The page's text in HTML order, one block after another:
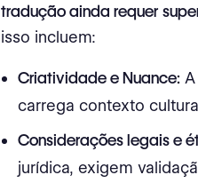
tradução ainda requer
isso incluem:
Criatividade e Nuance:
carrega contexto
Considerações legais e
jurídica, exigem